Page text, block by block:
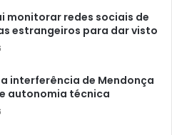
monitorar redes sociais de
estrangeiros para dar visto
a interferência de Mendonça
autonomia técnica